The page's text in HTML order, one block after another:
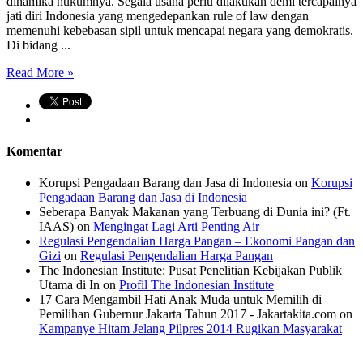
jati diri Indonesia yang mengedepankan rule of law dengan
memenuhi kebebasan sipil untuk mencapai negara yang demokratis.
Di bidang ...
Read More »
Komentar
Korupsi Pengadaan Barang dan Jasa di Indonesia on Korupsi
Pengadaan Barang dan Jasa di Indonesia
Seberapa Banyak Makanan yang Terbuang di Dunia ini? (Ft.
IAAS) on Mengingat Lagi Arti Penting Air
Regulasi Pengendalian Harga Pangan – Ekonomi Pangan dan
Gizi on Regulasi Pengendalian Harga Pangan
The Indonesian Institute: Pusat Penelitian Kebijakan Publik
Utama di In on Profil The Indonesian Institute
17 Cara Mengambil Hati Anak Muda untuk Memilih di
Pemilihan Gubernur Jakarta Tahun 2017 - Jakartakita.com on
Kampanye Hitam Jelang Pilpres 2014 Rugikan Masyarakat